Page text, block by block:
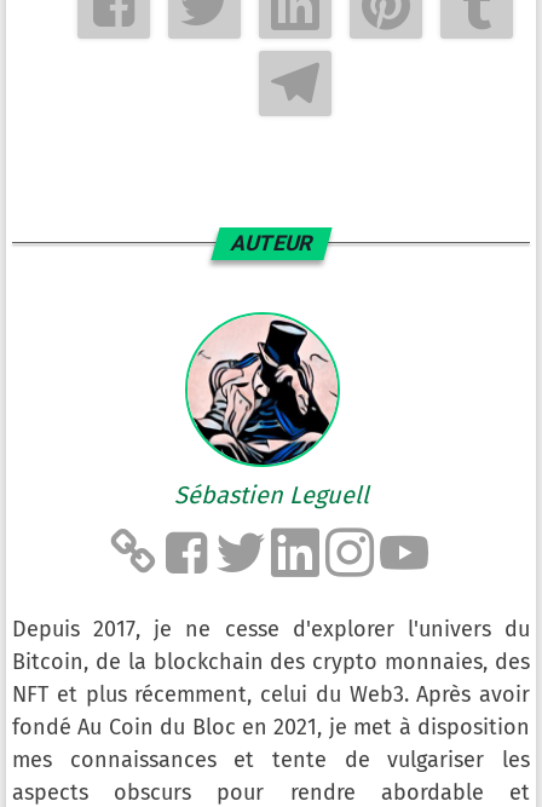
AUTEUR
Sébastien Leguell
Depuis 2017, je ne cesse d'explorer l'univers du
Bitcoin, de la blockchain des crypto monnaies, des
NFT et plus récemment, celui du Web3. Après avoir
fondé Au Coin du Bloc en 2021, je met à disposition
mes connaissances et tente de vulgariser les
aspects obscurs pour rendre abordable et